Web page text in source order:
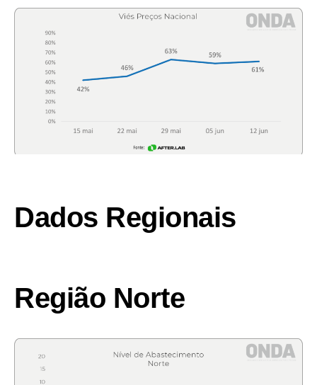
Dados Regionais
Região Norte